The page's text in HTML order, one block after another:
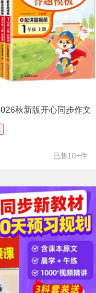
秋新版开心同步作文
已售10+件